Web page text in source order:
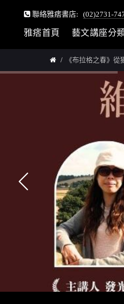
聯絡雅痞書店: (02)2731-
雅痞首頁 藝文講座分
《布拉格之春》從